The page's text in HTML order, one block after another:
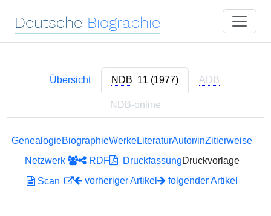
Deutsche Biographie
Übersicht NDB 11 (1977) ADB
NDB-online
GenealogieBiographieWerkeLiteraturAutor/inZitierweise
Netzwerk
RDF DruckfassungDruckvorlage
Scan
vorheriger Artikel folgender Artikel